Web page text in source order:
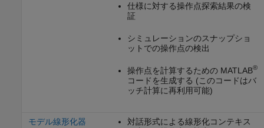
仕様に対する操作点探索結果の検
証
シミュレーションのスナップショ
ットでの操作点の検出
操作点を計算するための MATLAB®
コードを生成する (このコードはバ
ッチ計算に再利用可能)
モデル線形化器
対話形式による線形化コンテキス